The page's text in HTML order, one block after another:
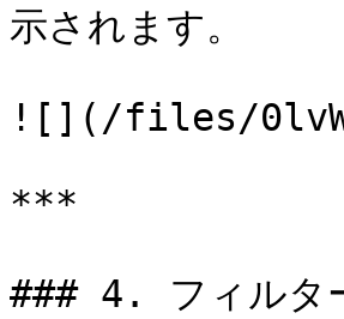
示されます。
![](/files/
***
### 4. フィルタ